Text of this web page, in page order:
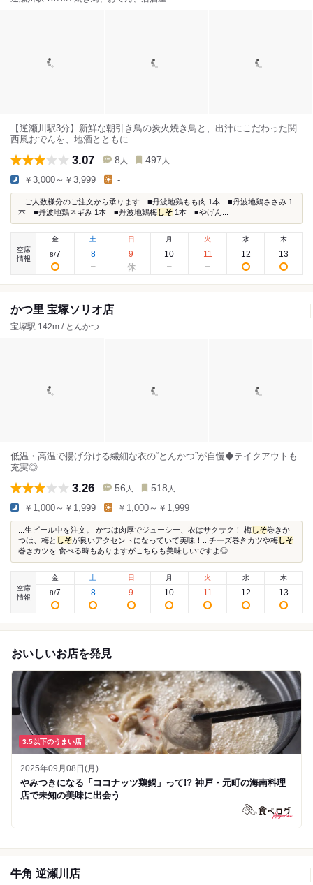
【逆瀬川駅3分】新鮮な朝引き鳥の炭火焼き鳥と、出汁にこだわった関
西風おでんを、地酒とともに
3.07 8 人 497 人
￥3,000～￥3,999 -
...ご人数様分のご注文から承ります ■丹波地鶏もも肉 1本 ■丹波地鶏ささみ 1
本 ■丹波地鶏ネギみ 1本 ■丹波地鶏梅 しそ 1本 ■やげん...
空席
情報
金
8/7
土
8
日
9
月
10
火
11
水
12
木
13
かつ里 宝塚ソリオ店
宝塚駅 142m / とんかつ
低温・高温で揚げ分ける繊細な衣の“とんかつ”が自慢◆テイクアウトも
充実◎
3.26 56 人 518 人
￥1,000～￥1,999 ￥1,000～￥1,999
...生ビール中を注文。 かつは肉厚でジューシー、衣はサクサク！ 梅 しそ巻きか
つは、梅と しそが良いアクセントになっていて美味！...チーズ巻きカツや梅 しそ
巻きカツを 食べる時もありますがこちらも美味しいですよ◎...
空席
情報
金
8/7
土
8
日
9
月
10
火
11
水
12
木
13
おいしいお店を発見
3.5以下のうまい店
2025年09月08日(月)
やみつきになる「ココナッツ鶏鍋」って!? 神戸・元町の海南料理
店で未知の美味に出会う
牛角 逆瀬川店